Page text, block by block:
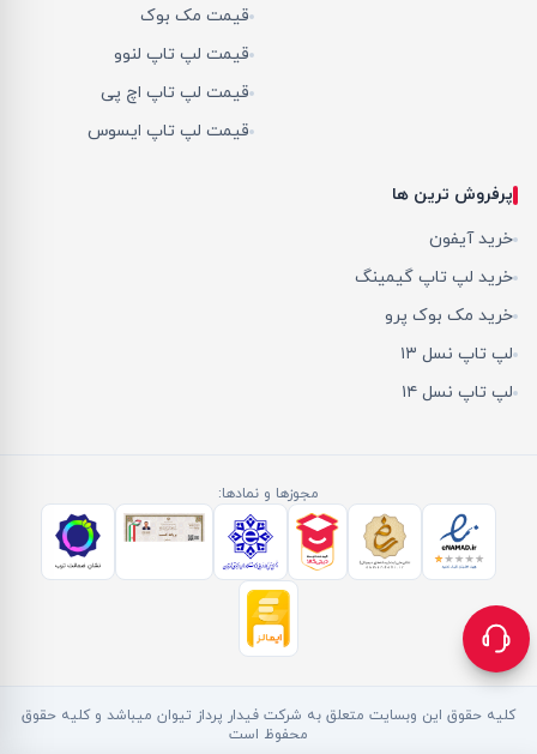
قیمت مک بوک
قیمت لپ تاپ لنوو
قیمت لپ تاپ اچ پی
قیمت لپ تاپ ایسوس
پرفروش ترین ها
خرید آیفون
خرید لپ تاپ گیمینگ
خرید مک بوک پرو
لپ تاپ نسل ۱۳
لپ تاپ نسل ۱۴
مجوزها و نمادها:
کلیه حقوق این وبسایت متعلق به شرکت فیدار پرداز تیوان میباشد و کلیه حقوق
محفوظ است